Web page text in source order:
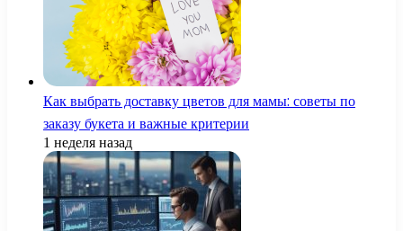
Как выбрать доставку цветов для мамы: советы по
заказу букета и важные критерии
1 неделя назад